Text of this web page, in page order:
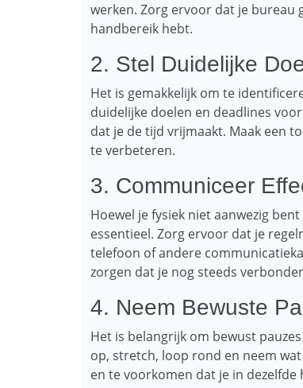
werken. Zorg ervoor dat je bureau
handbereik hebt.
2. Stel Duidelijke
Het is gemakkelijk om te
duidelijke doelen en deadlines
dat je de tijd vrijmaakt. Maak een
te verbeteren.
3. Communiceer
Hoewel je fysiek niet aanwezig
essentieel. Zorg ervoor dat je
telefoon of andere
zorgen dat je nog steeds
4. Neem Bewuste
Het is belangrijk om bewust
op, stretch, loop rond en neem
en te voorkomen dat je in